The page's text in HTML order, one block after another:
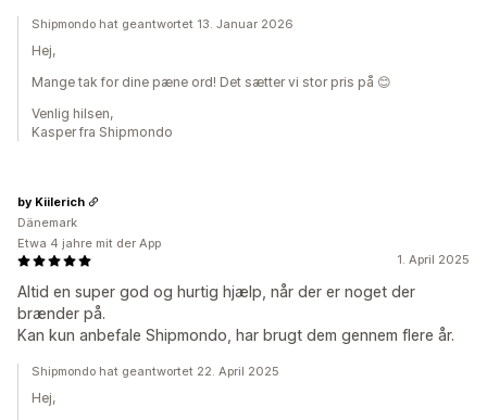
Shipmondo hat geantwortet 13. Januar 2026
Hej,
Mange tak for dine pæne ord! Det sætter vi stor pris på 😊
Venlig hilsen,
Kasper fra Shipmondo
1. April 2025
Altid en super god og hurtig hjælp, når der er noget der
brænder på.
Kan kun anbefale Shipmondo, har brugt dem gennem flere år.
by Kiilerich
Dänemark
Etwa 4 jahre mit der App
Shipmondo hat geantwortet 22. April 2025
Hej,